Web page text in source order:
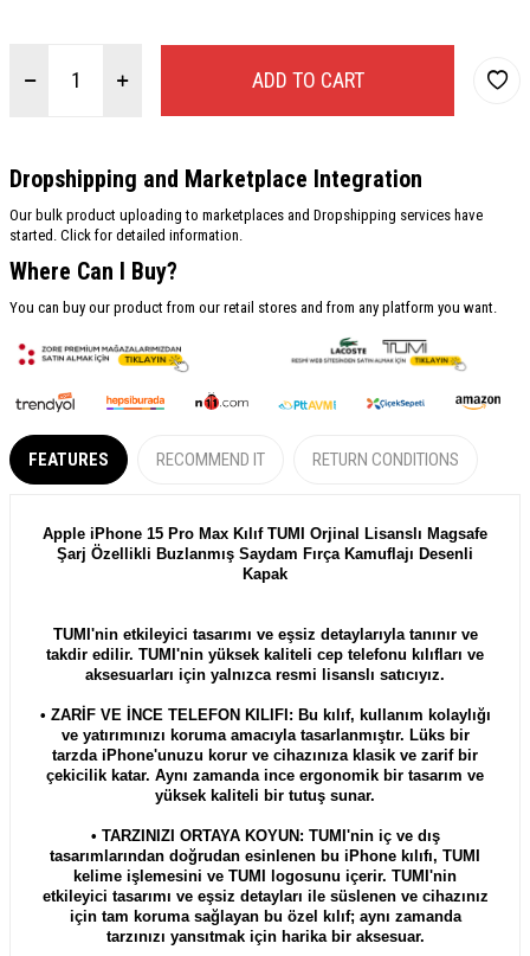
ADD TO CART
Dropshipping and Marketplace Integration
Our bulk product uploading to marketplaces and Dropshipping services have
started. Click for detailed information.
Where Can I Buy?
You can buy our product from our retail stores and from any platform you want.
FEATURES RECOMMEND IT RETURN CONDITIONS
Apple iPhone 15 Pro Max Kılıf TUMI Orjinal Lisanslı Magsafe
Şarj Özellikli Buzlanmış Saydam Fırça Kamuflajı Desenli
Kapak
TUMI'nin etkileyici tasarımı ve eşsiz detaylarıyla tanınır ve
takdir edilir. TUMI'nin yüksek kaliteli cep telefonu kılıfları ve
aksesuarları için yalnızca resmi lisanslı satıcıyız.
• ZARİF VE İNCE TELEFON KILIFI: Bu kılıf, kullanım kolaylığı
ve yatırımınızı koruma amacıyla tasarlanmıştır. Lüks bir
tarzda iPhone'unuzu korur ve cihazınıza klasik ve zarif bir
çekicilik katar. Aynı zamanda ince ergonomik bir tasarım ve
yüksek kaliteli bir tutuş sunar.
• TARZINIZI ORTAYA KOYUN: TUMI'nin iç ve dış
tasarımlarından doğrudan esinlenen bu iPhone kılıfı, TUMI
kelime işlemesini ve TUMI logosunu içerir. TUMI'nin
etkileyici tasarımı ve eşsiz detayları ile süslenen ve cihazınız
için tam koruma sağlayan bu özel kılıf; aynı zamanda
tarzınızı yansıtmak için harika bir aksesuar.